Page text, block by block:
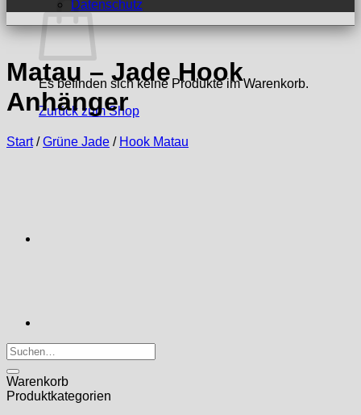
Es befinden sich keine Produkte im Warenkorb.
Zurück zum Shop
Datenschutz
Matau – Jade Hook
Anhänger
Start / Grüne Jade / Hook Matau
Suchen
nach:
Warenkorb
Produktkategorien